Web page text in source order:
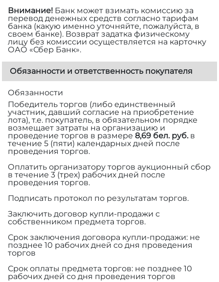
Внимание! Банк может взимать комиссию за
перевод денежных средств согласно тарифам
банка (какую именно уточняйте, пожалуйста, в
своем банке). Возврат задатка физическому
лицу без комиссии осуществляется на карточку
ОАО «Сбер Банк».
Обязанности и ответственность покупателя
Обязанности
Победитель торгов (либо единственный
участник, давший согласие на приобретение
лота), т.е. покупатель, в обязательном порядке
возмещает затраты на организацию и
проведение торгов в размере 8,69 бел. руб.в
течение 5 (пяти) календарных дней после
проведения торгов.
Оплатить организатору торгов аукционный сбор
в течение 3 (трех) рабочих дней после
проведения торгов.
Подписать протокол по результатам торгов.
Заключить договор купли-продажи с
собственником предмета торгов.
Срок заключения договора купли-продажи: не
позднее 10 рабочих дней со дня проведения
торгов
Срок оплаты предмета торгов: не позднее 10
рабочих дней со дня проведения торгов